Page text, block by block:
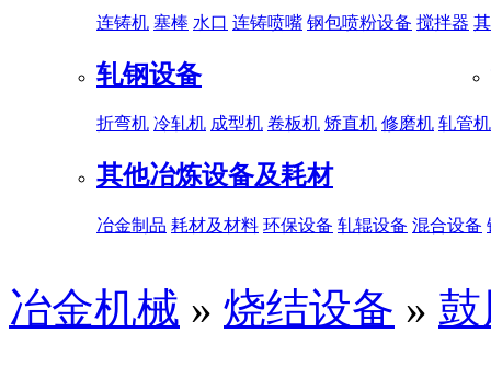
连铸机 塞棒 水口 连铸喷嘴 钢包喷粉设备 搅拌器
轧钢设备
折弯机 冷轧机 成型机 卷板机 矫直机 修磨机 轧管机
其他冶炼设备及耗材
冶金制品 耗材及材料 环保设备 轧辊设备 混合设备
冶金机械 » 烧结设备 »